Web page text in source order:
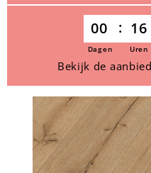
00 16
Dagen Uren
Bekijk de